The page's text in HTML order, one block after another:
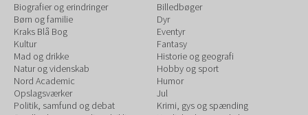
Biografier og erindringer
Børn og familie
Kraks Blå Bog
Kultur
Mad og drikke
Natur og videnskab
Nord Academic
Opslagsværker
Politik, samfund og debat
Billedbøger
Dyr
Eventyr
Fantasy
Historie og geografi
Hobby og sport
Humor
Jul
Krimi, gys og spænding